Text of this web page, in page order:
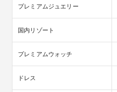
プレミアムジュエリー
国内リゾート
プレミアムウォッチ
ドレス